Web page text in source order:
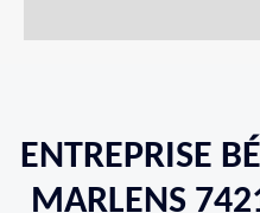
ENTREPRISE
MARLENS